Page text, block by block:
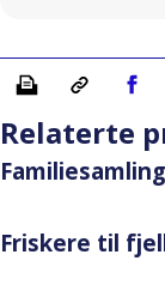
Skriv ut Kopiera länk
Del
Relaterte
Friskere til